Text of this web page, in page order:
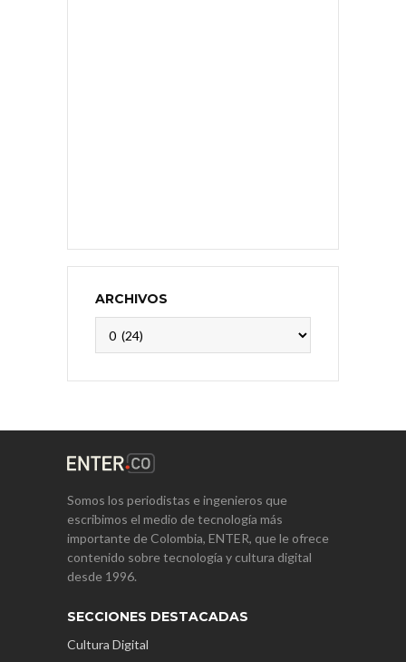
ARCHIVOS
Somos los periodistas e ingenieros que
escribimos el medio de tecnología más
importante de Colombia, ENTER, que le ofrece
contenido sobre tecnología y cultura digital
desde 1996.
SECCIONES DESTACADAS
Cultura Digital